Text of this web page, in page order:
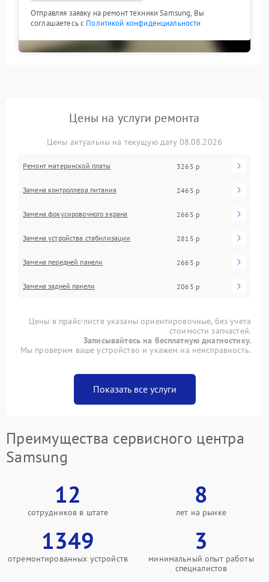
Отправляя заявку на ремонт техники Samsung, Вы
соглашаетесь с Политикой конфиденциальности
Цены на услуги ремонта
Цены актуальны на текущую дату 08.08.2026
Ремонт материнской платы 3265 р
Замена контроллера питания 2465 р
Замена фокусировочного экрана 2665 р
Замена устройства стабилизации 2815 р
Замена передней панели 2665 р
Замена задней панели 2065 р
Цены в прайс-листе указаны ориентировочные, без учета
стоимости запчастей.
Записывайтесь на бесплатную диагностику.
Мы проверим ваше устройство и укажем на неисправность.
Показать все услуги
Преимущества сервисного центра
Samsung
12
сотрудников в штате
8
лет на рынке
1349
отремонтированных устройств
3
минимальный опыт работы
специалистов